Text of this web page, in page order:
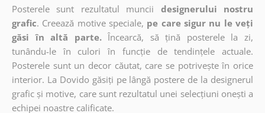
Posterele sunt rezultatul muncii
designerului nostru
grafic. Creează motive speciale, pe care sigur nu le veți
găsi în altă parte. Încearcă, să țină posterele la zi,
tunându-le în culori în funcție de tendințele actuale.
Posterele sunt un decor căutat, care se potrivește în orice
interior. La Dovido găsiți pe lângă postere de la designerul
grafic și motive, care sunt rezultatul unei selecțiuni onești a
echipei noastre calificate.